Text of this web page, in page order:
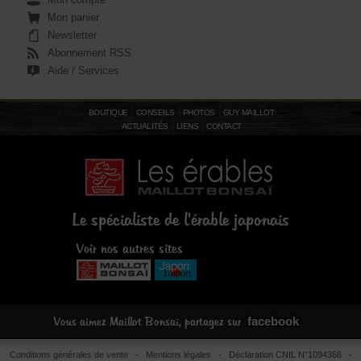
Mon panier
Newsletter
Abonnement RSS
Aide / Services
BOUTIQUE CONSEILS PHOTOS
GUY MAILLOT
ACTUALITÉS
LIENS CONTACT
Le spécialiste de l'érable japonais
Voir nos autres sites
Vous aimez Maillot Bonsaï, partagez sur facebook
Conditions générales de vente - Mentions légales - Déclaration CNIL N°1094366 -